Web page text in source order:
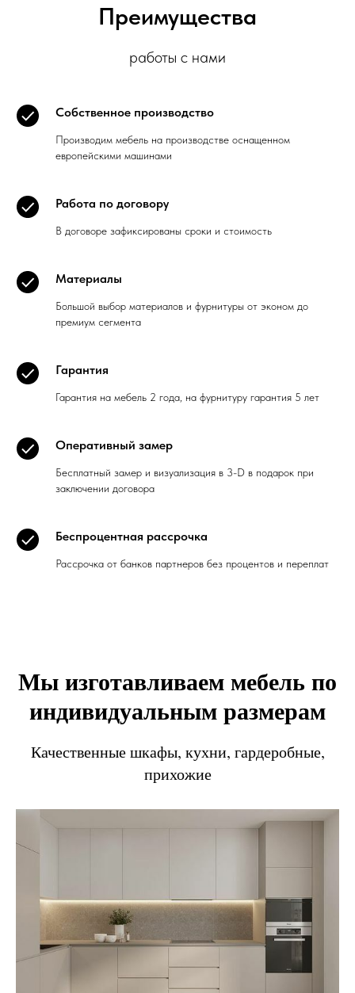
Преимущества
работы с нами
Собственное производство
Производим мебель на производстве оснащенном
европейскими машинами
Работа по договору
В договоре зафиксированы сроки и стоимость
Материалы
Большой выбор материалов и фурнитуры от эконом до
премиум сегмента
Гарантия
Гарантия на мебель 2 года, на фурнитуру гарантия 5 лет
Оперативный замер
Бесплатный замер и визуализация в 3-D в подарок при
заключении договора
Беспроцентная рассрочка
Рассрочка от банков партнеров без процентов и переплат
Мы изготавливаем мебель по
индивидуальным размерам
Качественные шкафы, кухни, гардеробные,
прихожие